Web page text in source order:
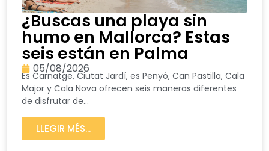
¿Buscas una playa sin
humo en Mallorca? Estas
seis están en Palma
05/08/2026
Es Carnatge, Ciutat Jardí, es Penyó, Can Pastilla, Cala
Major y Cala Nova ofrecen seis maneras diferentes
de disfrutar de...
LLEGIR MÉS...